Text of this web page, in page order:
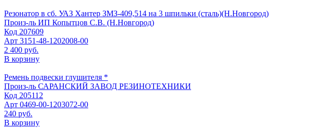
Резонатор в сб. УАЗ Хантер ЗМЗ-409,514 на 3 шпильки (сталь)(Н.Новгород)
Произ-ль ИП Копытцов С.В. (Н.Новгород)
Код 207609
Арт 3151-48-1202008-00
2 400 руб.
В корзину
Ремень подвески глушителя *
Произ-ль САРАНСКИЙ ЗАВОД РЕЗИНОТЕХНИКИ
Код 205112
Арт 0469-00-1203072-00
240 руб.
В корзину